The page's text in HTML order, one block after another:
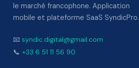
le marché francophone. Application
mobile et plateforme SaaS SyndicPro.
📧 syndic.digital@gmail.com
📞 +33 6 51 11 56 90